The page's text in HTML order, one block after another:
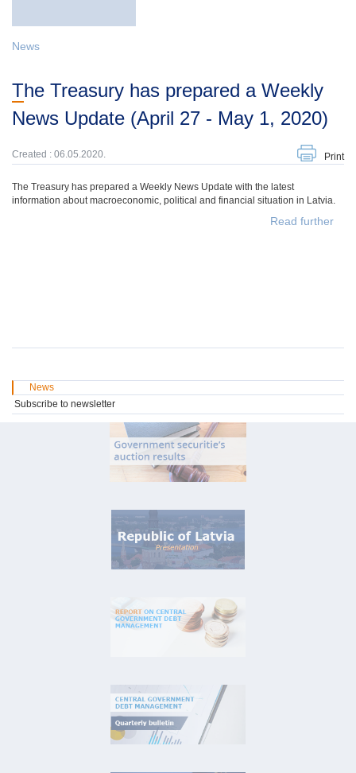
News
The Treasury has prepared a Weekly
News Update (April 27 - May 1, 2020)
Created : 06.05.2020. Print
The Treasury has prepared a Weekly News Update with the latest
information about macroeconomic, political and financial situation in Latvia.
Read further
News
Subscribe to newsletter